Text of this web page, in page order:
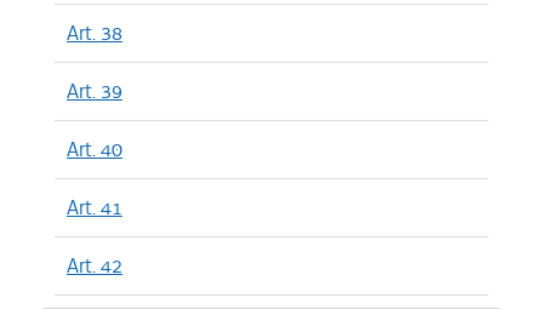
Art. 38
Art. 39
Art. 40
Art. 41
Art. 42